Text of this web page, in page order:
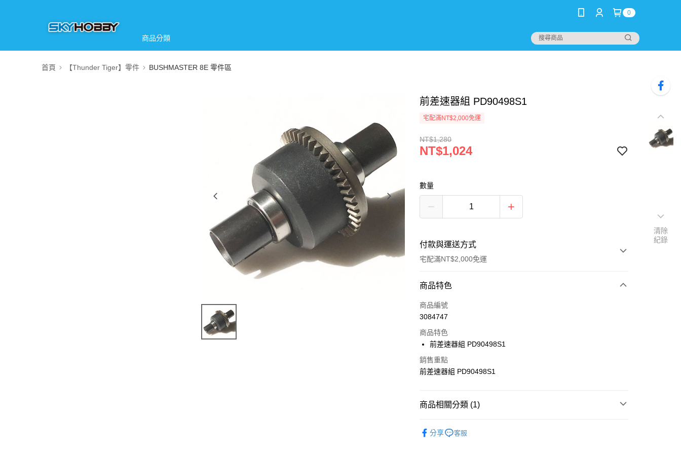
0
商品分類
首頁 【Thunder Tiger】零件 BUSHMASTER 8E 零件區
前差速器組 PD90498S1
宅配滿NT$2,000免運
NT$1,280
NT$1,024
數量
付款與運送方式
宅配滿NT$2,000免運
付款方式
信用卡一次付款
Apple Pay
街口支付
運送方式
商品特色
商品編號
3084747
商品特色
前差速器組 PD90498S1
銷售重點
前差速器組 PD90498S1
商品相關分類 (1)
分享
客服
清除
紀錄